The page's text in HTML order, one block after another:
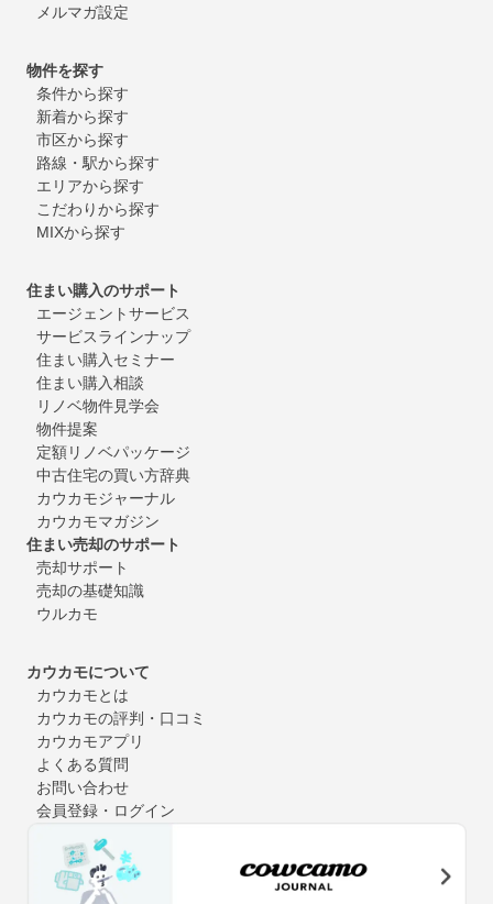
メルマガ設定
物件を探す
条件から探す
新着から探す
市区から探す
路線・駅から探す
エリアから探す
こだわりから探す
MIXから探す
住まい購入のサポート
エージェントサービス
サービスラインナップ
住まい購入セミナー
住まい購入相談
リノベ物件見学会
物件提案
定額リノベパッケージ
中古住宅の買い方辞典
カウカモジャーナル
カウカモマガジン
住まい売却のサポート
売却サポート
売却の基礎知識
ウルカモ
カウカモについて
カウカモとは
カウカモの評判・口コミ
カウカモアプリ
よくある質問
お問い合わせ
会員登録・ログイン